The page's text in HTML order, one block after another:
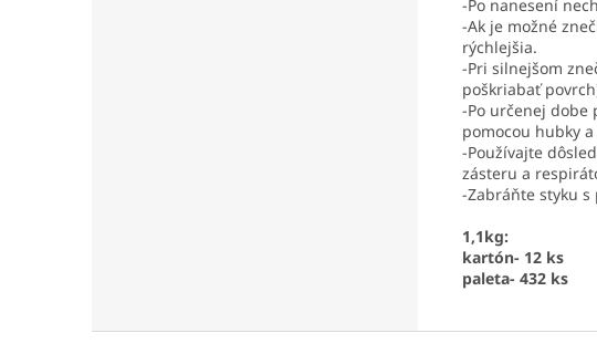
-Po nanesení
-Ak je možné
rýchlejšia.
-Pri silnejšom
poškriabať
-Po určenej dobe
pomocou hubky
-Používajte
zásteru a
-Zabráňte styku s
1,1kg:
kartón- 12 ks
paleta- 432 ks